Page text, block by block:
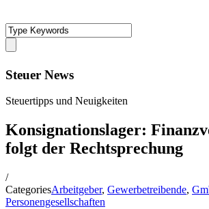
Steuer News
Steuertipps und Neuigkeiten
Konsignationslager:
folgt der Rechtsprechung
/
CategoriesArbeitgeber, Gewerbetreibende,
Personengesellschaften